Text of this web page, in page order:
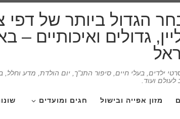
הגדול ביותר של
גדולים ואיכותיים –
ילדים, בעלי חיים, סיפור התנ"ך, יום הולדת, מדע
לעולם ועוד.
מזון אפייה ובישול חגים ומועדים